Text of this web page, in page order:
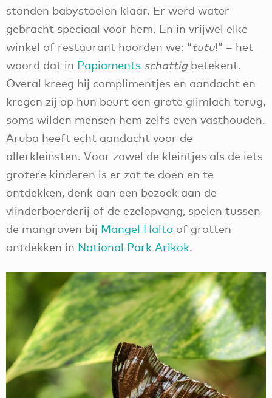
stonden babystoelen klaar. Er werd water
gebracht speciaal voor hem. En in vrijwel elke
winkel of restaurant hoorden we: “tutu!” – het
woord dat in Papiaments schattigbetekent.
Overal kreeg hij complimentjes en aandacht en
kregen zij op hun beurt een grote glimlach terug,
soms wilden mensen hem zelfs even vasthouden.
Aruba heeft echt aandacht voor de
allerkleinsten. Voor zowel de kleintjes als de iets
grotere kinderen is er zat te doen en te
ontdekken, denk aan een bezoek aan de
vlinderboerderij of de ezelopvang, spelen tussen
de mangroven bij Mangel Halto of grotten
ontdekken in National Park Arikok.